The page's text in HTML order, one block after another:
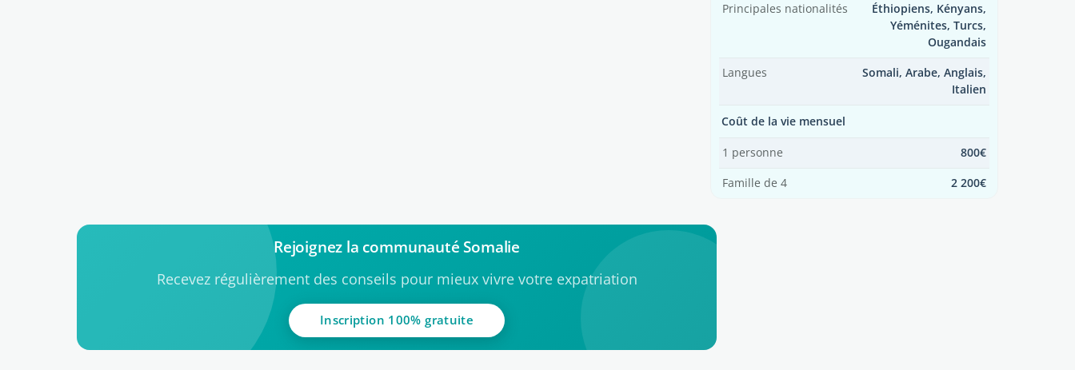
Principales nationalités
Éthiopiens, Kényans,
Yéménites, Turcs,
Ougandais
Langues
Somali, Arabe, Anglais,
Italien
Coût de la vie mensuel
1 personne 800€
Famille de 4 2 200€
Rejoignez la communauté Somalie
Recevez régulièrement des conseils pour mieux vivre votre expatriation
Inscription 100% gratuite